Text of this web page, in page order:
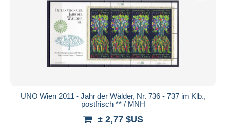
UNO Wien 2011 - Jahr der Wälder, Nr. 736 - 737 im Klb.,
postfrisch ** / MNH
± 2,77 $US